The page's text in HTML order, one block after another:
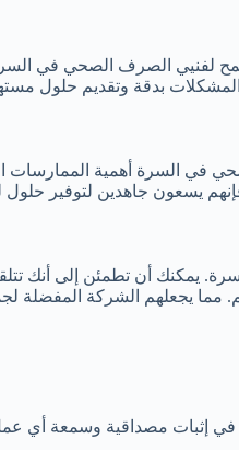
يسمح لفنيي الصرف الصحي في
بدقة وتقديم حلول
السرة أهمية الممارسات
يسعون جاهدين لتوفير
يمكنك أن تطمئن إلى أنك
مما يجعلهم الشركة
في إثبات مصداقية وسمعة